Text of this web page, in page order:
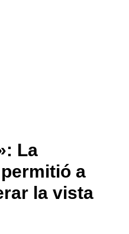
La
a
la vista